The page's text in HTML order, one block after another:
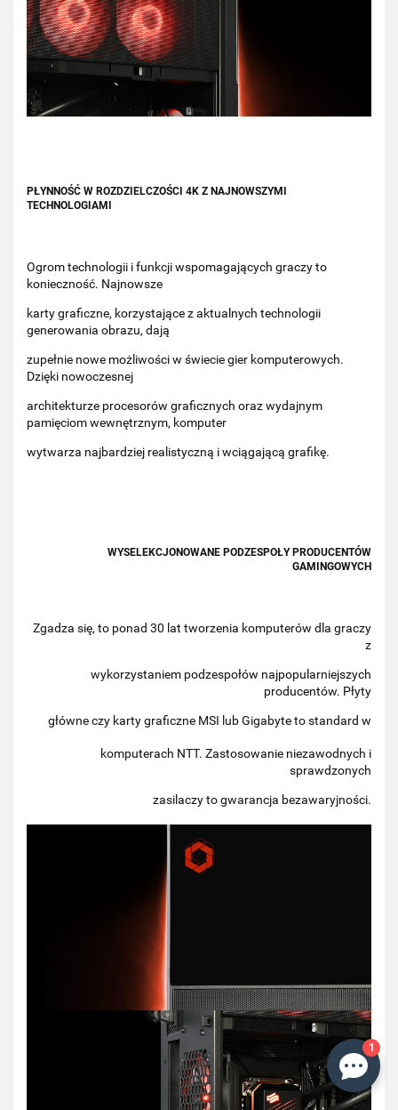
PŁYNNOŚĆ W ROZDZIELCZOŚCI 4K Z NAJNOWSZYMI
TECHNOLOGIAMI
Ogrom technologii i funkcji wspomagających graczy to
konieczność. Najnowsze
karty graficzne, korzystające z aktualnych technologii
generowania obrazu, dają
zupełnie nowe możliwości w świecie gier komputerowych.
Dzięki nowoczesnej
architekturze procesorów graficznych oraz wydajnym
pamięciom wewnętrznym, komputer
wytwarza najbardziej realistyczną i wciągającą grafikę.
WYSELEKCJONOWANE PODZESPOŁY PRODUCENTÓW
GAMINGOWYCH
Zgadza się, to ponad 30 lat tworzenia komputerów dla graczy
z
wykorzystaniem podzespołów najpopularniejszych
producentów. Płyty
główne czy karty graficzne MSI lub Gigabyte to standard w
komputerach NTT. Zastosowanie niezawodnych i
sprawdzonych
zasilaczy to gwarancja bezawaryjności.
1